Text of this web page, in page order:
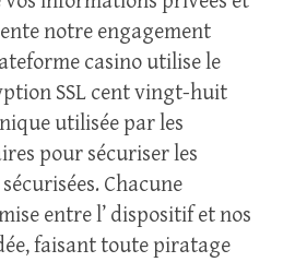
notre engagement
casino utilise le
SSL cent vingt-huit
utilisée par les
pour sécuriser les
Chacune
entre l’ dispositif et nos
faisant toute piratage